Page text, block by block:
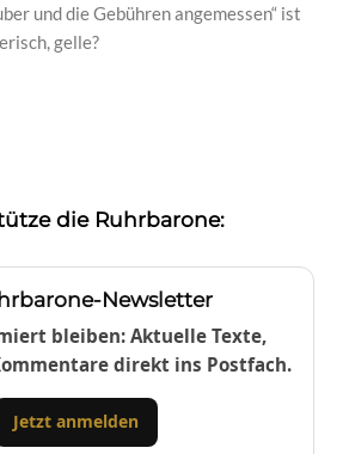
und die Gebühren angemessen“ ist
gelle?
die Ruhrbarone:
Newsletter
bleiben: Aktuelle Texte,
direkt ins Postfach.
Jetzt anmelden